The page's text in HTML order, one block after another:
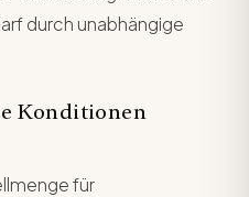
durch unabhängige
Konditionen
für